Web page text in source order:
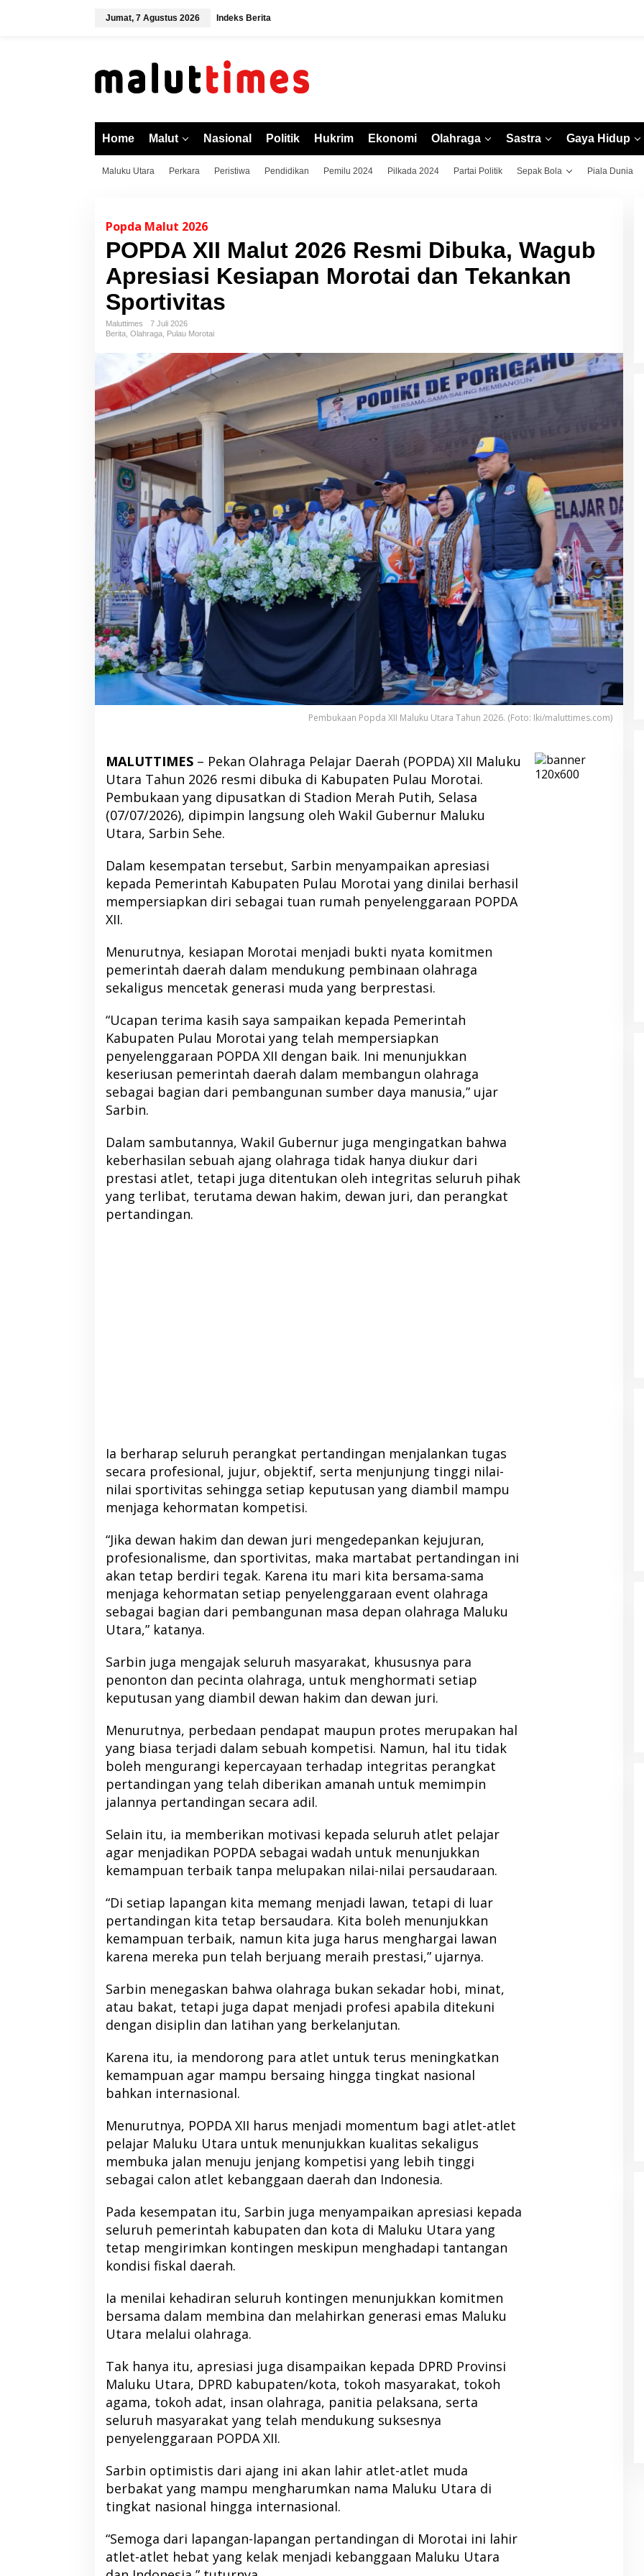
Jumat, 7 Agustus 2026 Indeks Berita
Home Malut Nasional Politik Hukrim Ekonomi Olahraga Sastra Gaya Hidup
Maluku Utara Perkara Peristiwa Pendidikan Pemilu 2024 Pilkada 2024 Partai Politik Sepak Bola Piala Dunia
Popda Malut 2026
POPDA XII Malut 2026 Resmi Dibuka, Wagub
Apresiasi Kesiapan Morotai dan Tekankan
Sportivitas
Maluttimes
7 Juli 2026
Berita Olahraga Pulau Morotai
Pembukaan Popda XII Maluku Utara Tahun 2026. (Foto: Iki/maluttimes.com)
MALUTTIMES – Pekan Olahraga Pelajar Daerah (POPDA) XII Maluku
Utara Tahun 2026 resmi dibuka di Kabupaten Pulau Morotai.
Pembukaan yang dipusatkan di Stadion Merah Putih, Selasa
(07/07/2026), dipimpin langsung oleh Wakil Gubernur Maluku
Utara, Sarbin Sehe.
Dalam kesempatan tersebut, Sarbin menyampaikan apresiasi
kepada Pemerintah Kabupaten Pulau Morotai yang dinilai berhasil
mempersiapkan diri sebagai tuan rumah penyelenggaraan POPDA
XII.
Menurutnya, kesiapan Morotai menjadi bukti nyata komitmen
pemerintah daerah dalam mendukung pembinaan olahraga
sekaligus mencetak generasi muda yang berprestasi.
“Ucapan terima kasih saya sampaikan kepada Pemerintah
Kabupaten Pulau Morotai yang telah mempersiapkan
penyelenggaraan POPDA XII dengan baik. Ini menunjukkan
keseriusan pemerintah daerah dalam membangun olahraga
sebagai bagian dari pembangunan sumber daya manusia,” ujar
Sarbin.
Dalam sambutannya, Wakil Gubernur juga mengingatkan bahwa
keberhasilan sebuah ajang olahraga tidak hanya diukur dari
prestasi atlet, tetapi juga ditentukan oleh integritas seluruh pihak
yang terlibat, terutama dewan hakim, dewan juri, dan perangkat
pertandingan.
Ia berharap seluruh perangkat pertandingan menjalankan tugas
secara profesional, jujur, objektif, serta menjunjung tinggi nilai-
nilai sportivitas sehingga setiap keputusan yang diambil mampu
menjaga kehormatan kompetisi.
“Jika dewan hakim dan dewan juri mengedepankan kejujuran,
profesionalisme, dan sportivitas, maka martabat pertandingan ini
akan tetap berdiri tegak. Karena itu mari kita bersama-sama
menjaga kehormatan setiap penyelenggaraan event olahraga
sebagai bagian dari pembangunan masa depan olahraga Maluku
Utara,” katanya.
Sarbin juga mengajak seluruh masyarakat, khususnya para
penonton dan pecinta olahraga, untuk menghormati setiap
keputusan yang diambil dewan hakim dan dewan juri.
Menurutnya, perbedaan pendapat maupun protes merupakan hal
yang biasa terjadi dalam sebuah kompetisi. Namun, hal itu tidak
boleh mengurangi kepercayaan terhadap integritas perangkat
pertandingan yang telah diberikan amanah untuk memimpin
jalannya pertandingan secara adil.
Selain itu, ia memberikan motivasi kepada seluruh atlet pelajar
agar menjadikan POPDA sebagai wadah untuk menunjukkan
kemampuan terbaik tanpa melupakan nilai-nilai persaudaraan.
“Di setiap lapangan kita memang menjadi lawan, tetapi di luar
pertandingan kita tetap bersaudara. Kita boleh menunjukkan
kemampuan terbaik, namun kita juga harus menghargai lawan
karena mereka pun telah berjuang meraih prestasi,” ujarnya.
Sarbin menegaskan bahwa olahraga bukan sekadar hobi, minat,
atau bakat, tetapi juga dapat menjadi profesi apabila ditekuni
dengan disiplin dan latihan yang berkelanjutan.
Karena itu, ia mendorong para atlet untuk terus meningkatkan
kemampuan agar mampu bersaing hingga tingkat nasional
bahkan internasional.
Menurutnya, POPDA XII harus menjadi momentum bagi atlet-atlet
pelajar Maluku Utara untuk menunjukkan kualitas sekaligus
membuka jalan menuju jenjang kompetisi yang lebih tinggi
sebagai calon atlet kebanggaan daerah dan Indonesia.
Pada kesempatan itu, Sarbin juga menyampaikan apresiasi kepada
seluruh pemerintah kabupaten dan kota di Maluku Utara yang
tetap mengirimkan kontingen meskipun menghadapi tantangan
kondisi fiskal daerah.
Ia menilai kehadiran seluruh kontingen menunjukkan komitmen
bersama dalam membina dan melahirkan generasi emas Maluku
Utara melalui olahraga.
Tak hanya itu, apresiasi juga disampaikan kepada DPRD Provinsi
Maluku Utara, DPRD kabupaten/kota, tokoh masyarakat, tokoh
agama, tokoh adat, insan olahraga, panitia pelaksana, serta
seluruh masyarakat yang telah mendukung suksesnya
penyelenggaraan POPDA XII.
Sarbin optimistis dari ajang ini akan lahir atlet-atlet muda
berbakat yang mampu mengharumkan nama Maluku Utara di
tingkat nasional hingga internasional.
“Semoga dari lapangan-lapangan pertandingan di Morotai ini lahir
atlet-atlet hebat yang kelak menjadi kebanggaan Maluku Utara
DPP PKB Tunjuk Albert Hama
Pimpin DPC PKB Halbar Periode
Bupati Morotai Hadiri Musda Golkar
RSUD Tobelo Perluas Akses
Layanan Jantung Anak, Didukung
NHM
Kolaborasi NHM dan IDI Halut
Barat